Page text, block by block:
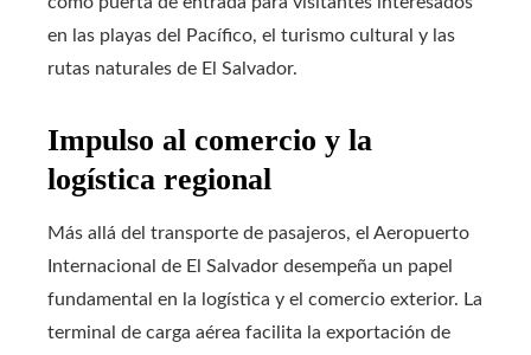
en las playas del Pacífico, el turismo cultural y las
rutas naturales de El Salvador.
Impulso al comercio y la
logística regional
Más allá del transporte de pasajeros, el Aeropuerto
Internacional de El Salvador desempeña un papel
fundamental en la logística y el comercio exterior. La
terminal de carga aérea facilita la exportación de